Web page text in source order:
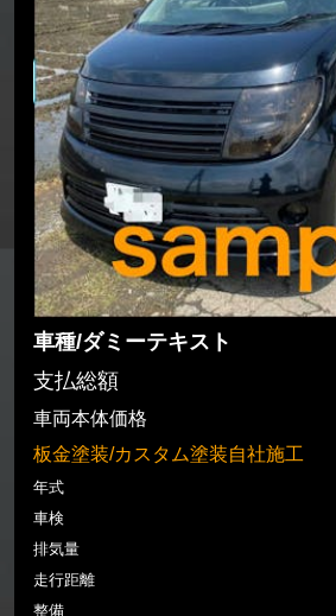
車種/ダミーテキスト
支払総額
車両本体価格
板金塗装/カスタム塗装自社施工
年式
車検
排気量
走行距離
整備